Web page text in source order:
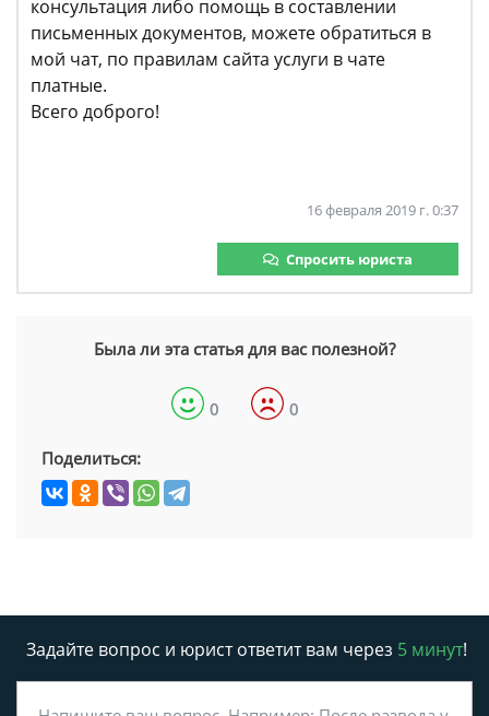
консультация либо помощь в составлении
письменных документов, можете обратиться в
мой чат, по правилам сайта услуги в чате
платные.
Всего доброго!
16 февраля 2019 г. 0:37
Спросить юриста
Была ли эта статья для вас полезной?
0 0
Поделиться:
Задайте вопрос и юрист ответит вам через 5 минут!